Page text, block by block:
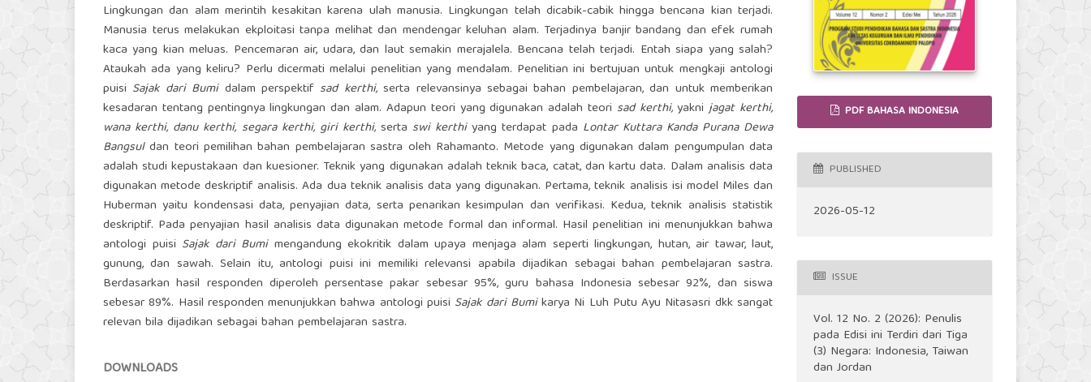
Lingkungan dan alam merintih kesakitan karena ulah manusia. Lingkungan telah dicabik-cabik hingga bencana kian terjadi.
Manusia terus melakukan ekploitasi tanpa melihat dan mendengar keluhan alam. Terjadinya banjir bandang dan efek rumah
kaca yang kian meluas. Pencemaran air, udara, dan laut semakin merajalela. Bencana telah terjadi. Entah siapa yang salah?
Ataukah ada yang keliru? Perlu dicermati melalui penelitian yang mendalam. Penelitian ini bertujuan untuk mengkaji antologi
puisi Sajak dari Bumidalam perspektif sad kerthi,serta relevansinya sebagai bahan pembelajaran, dan untuk memberikan
kesadaran tentang pentingnya lingkungan dan alam. Adapun teori yang digunakan adalah teori sad kerthi,yaknijagat kerthi,
wana kerthi, danu kerthi, segara kerthi, giri kerthi,serta swi kerthiyang terdapat pada Lontar Kuttara Kanda Purana Dewa
Bangsuldan teori pemilihan bahan pembelajaran sastra oleh Rahamanto. Metode yang digunakan dalam pengumpulan data
adalah studi kepustakaan dan kuesioner. Teknik yang digunakan adalah teknik baca, catat, dan kartu data. Dalam analisis data
digunakan metode deskriptif analisis. Ada dua teknik analisis data yang digunakan. Pertama, teknik analisis isi model Miles dan
Huberman yaitu kondensasi data, penyajian data, serta penarikan kesimpulan dan verifikasi. Kedua, teknik analisis statistik
deskriptif. Pada penyajian hasil analisis data digunakan metode formal dan informal. Hasil penelitian ini menunjukkan bahwa
antologi puisi Sajak dari Bumi mengandung ekokritik dalam upaya menjaga alam seperti lingkungan, hutan, air tawar, laut,
gunung, dan sawah. Selain itu, antologi puisi ini memiliki relevansi apabila dijadikan sebagai bahan pembelajaran sastra.
Berdasarkan hasil responden diperoleh persentase pakar sebesar 95%, guru bahasa Indonesia sebesar 92%, dan siswa
sebesar 89%. Hasil responden menunjukkan bahwa antologi puisi Sajak dari Bumikarya Ni Luh Putu Ayu Nitasasri dkk sangat
relevan bila dijadikan sebagai bahan pembelajaran sastra.
DOWNLOADS
PDF BAHASA INDONESIA
PUBLISHED
2026-05-12
ISSUE
Vol. 12 No. 2 (2026): Penulis
pada Edisi ini Terdiri dari Tiga
(3) Negara: Indonesia, Taiwan
dan Jordan